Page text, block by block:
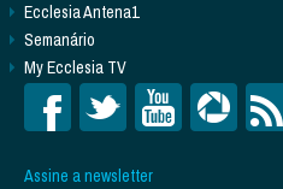
Ecclesia Antena1
Semanário
My Ecclesia TV
Assine a newsletter